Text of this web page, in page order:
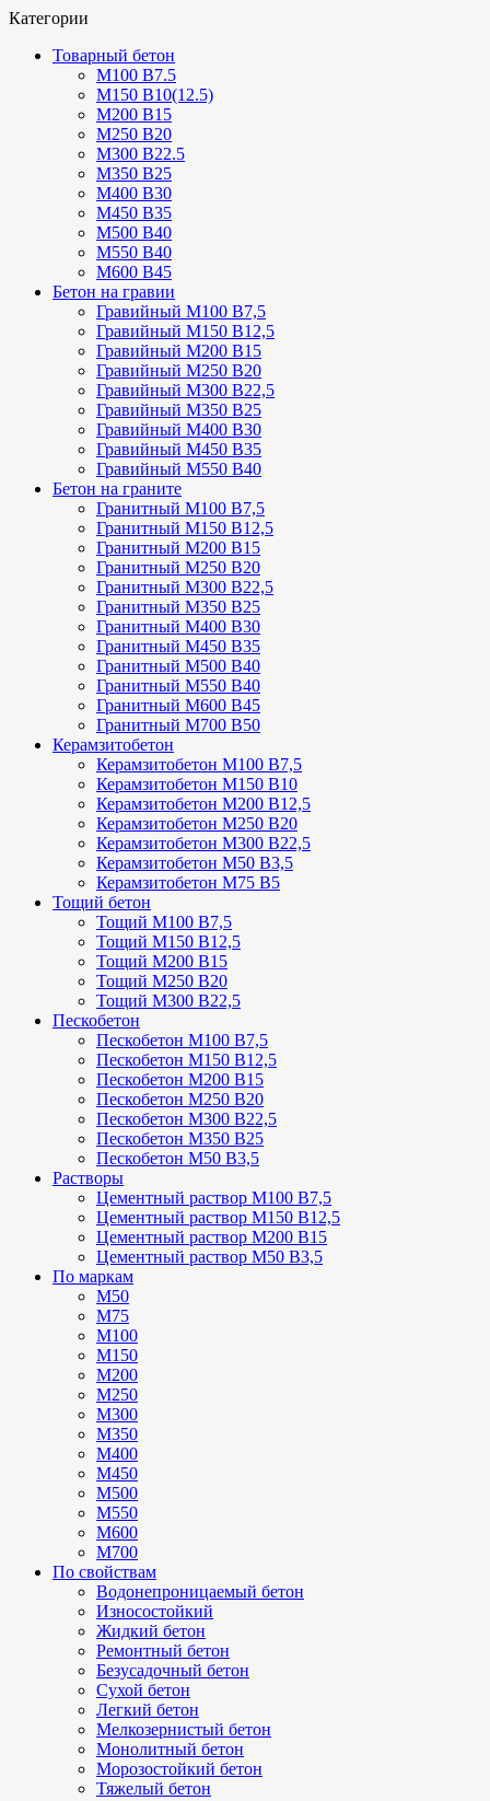
Категории
Товарный бетон
М100 В7.5
М150 В10(12.5)
М200 В15
М250 В20
М300 В22.5
М350 В25
М400 В30
М450 В35
М500 В40
М550 В40
М600 В45
Бетон на гравии
Гравийный М100 В7,5
Гравийный М150 В12,5
Гравийный М200 В15
Гравийный М250 В20
Гравийный М300 В22,5
Гравийный М350 В25
Гравийный М400 В30
Гравийный М450 В35
Гравийный М550 В40
Бетон на граните
Гранитный М100 В7,5
Гранитный М150 В12,5
Гранитный М200 В15
Гранитный М250 В20
Гранитный М300 В22,5
Гранитный М350 В25
Гранитный М400 В30
Гранитный М450 В35
Гранитный М500 В40
Гранитный М550 В40
Гранитный М600 В45
Гранитный М700 В50
Керамзитобетон
Керамзитобетон М100 В7,5
Керамзитобетон М150 В10
Керамзитобетон М200 В12,5
Керамзитобетон М250 В20
Керамзитобетон М300 В22,5
Керамзитобетон М50 В3,5
Керамзитобетон М75 В5
Тощий бетон
Тощий М100 В7,5
Тощий М150 В12,5
Тощий М200 В15
Тощий М250 В20
Тощий М300 В22,5
Пескобетон
Пескобетон М100 В7,5
Пескобетон М150 В12,5
Пескобетон М200 В15
Пескобетон М250 В20
Пескобетон М300 В22,5
Пескобетон М350 В25
Пескобетон М50 В3,5
Растворы
Цементный раствор М100 В7,5
Цементный раствор М150 В12,5
Цементный раствор М200 В15
Цементный раствор М50 В3,5
По маркам
М50
М75
М100
М150
М200
М250
М300
М350
М400
М450
М500
М550
М600
М700
По свойствам
Водонепроницаемый бетон
Износостойкий
Жидкий бетон
Ремонтный бетон
Безусадочный бетон
Сухой бетон
Легкий бетон
Мелкозернистый бетон
Монолитный бетон
Морозостойкий бетон
Тяжелый бетон